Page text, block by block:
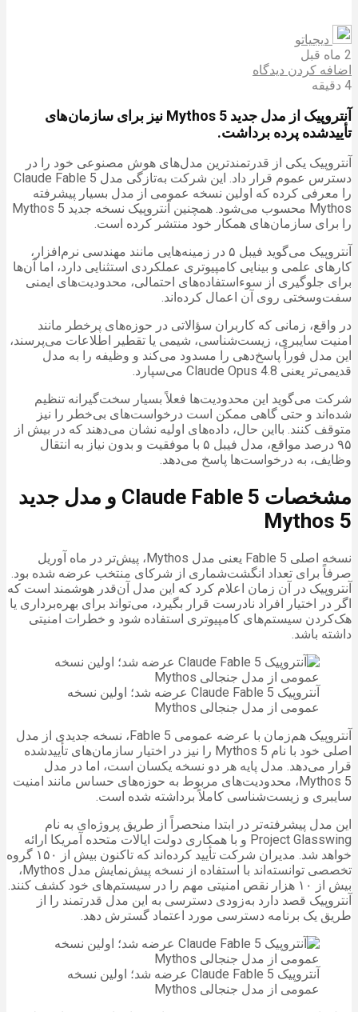
دیجیاتو
2 ماه قبل
اضافه کردن دیدگاه
4 دقیقه
آنتروپیک از مدل جدید Mythos 5 نیز برای سازما‌ن‌های
تأییدشده پرده برداشت.
آنتروپیک یکی از قدرتمندترین مدل‌های هوش مصنوعی خود را در
دسترس عموم قرار داد. این شرکت به‌تازگی مدل Claude Fable 5
را معرفی کرده که اولین نسخه عمومی از مدل بسیار پیشرفته
Mythos محسوب می‌شود. همچنین آنتروپیک نسخه جدید Mythos 5
را برای سازمان‌های همکار خود منتشر کرده است.
آنتروپیک می‌گوید فیبل ۵ در زمینه‌هایی مانند مهندسی نرم‌افزار،
کارهای علمی و بینایی کامپیوتری عملکردی استثنایی دارد، اما آن‌ها
برای جلوگیری از سوءاستفاده‌های احتمالی، محدودیت‌های ایمنی
سفت‌وسختی روی آن اعمال کرده‌اند.
در واقع، زمانی که کاربران سؤالاتی در حوزه‌های پرخطر مانند
امنیت سایبری، زیست‌شناسی، شیمی یا تقطیر اطلاعات می‌پرسند،
این مدل فوراً پاسخ‌دهی را مسدود می‌کند و وظیفه را به مدل
قدیمی‌تر یعنی Claude Opus 4.8 می‌سپارد.
شرکت می‌گوید این محدودیت‌ها فعلاً بسیار سخت‌گیرانه تنظیم
شده‌اند و حتی گاهی ممکن است درخواست‌های بی‌خطر را نیز
متوقف کنند. بااین حال، داده‌های اولیه نشان می‌دهند که در بیش از
۹۵ درصد مواقع، مدل فیبل ۵ با موفقیت و بدون نیاز به انتقال
وظایف، به درخواست‌ها پاسخ می‌دهد.
مشخصات Claude Fable 5 و مدل جدید
Mythos 5
نسخه اصلی Fable 5 یعنی مدل Mythos، پیش‌تر در ماه آوریل
صرفاً برای تعداد انگشت‌شماری از شرکای منتخب عرضه شده بود.
آنتروپیک در آن زمان اعلام کرد که این مدل آن‌قدر هوشمند است که
اگر در اختیار افراد نادرست قرار بگیرد، می‌تواند برای بهره‌برداری یا
هک‌کردن سیستم‌های کامپیوتری استفاده شود و خطرات امنیتی
داشته باشد.
آنتروپیک Claude Fable 5 عرضه شد؛ اولین نسخه
عمومی از مدل جنجالی Mythos
آنتروپیک هم‌زمان با عرضه عمومی Fable 5، نسخه جدیدی از مدل
اصلی خود با نام 5 Mythos را نیز در اختیار سازمان‌های تأییدشده
قرار می‌دهد. مدل پایه هر دو نسخه یکسان است، اما در مدل
Mythos 5، محدودیت‌های مربوط به حوزه‌های حساس مانند امنیت
سایبری و زیست‌شناسی کاملاً برداشته شده است.
این مدل پیشرفته‌تر در ابتدا منحصراً از طریق پروژه‌ای به نام
Project Glasswing و با همکاری دولت ایالات متحده آمریکا ارائه
خواهد شد. مدیران شرکت تأیید کرده‌اند که تاکنون بیش از ۱۵۰ گروه
تخصصی توانسته‌اند با استفاده از نسخه پیش‌نمایش مدل Mythos،
بیش از ۱۰ هزار نقص امنیتی مهم را در سیستم‌های خود کشف کنند.
آنتروپیک قصد دارد به‌زودی دسترسی به این مدل قدرتمند را از
طریق یک برنامه دسترسی مورد اعتماد گسترش دهد.
آنتروپیک Claude Fable 5 عرضه شد؛ اولین نسخه
عمومی از مدل جنجالی Mythos